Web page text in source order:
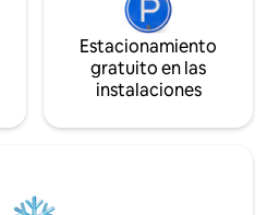
Estacionamiento
gratuito en las
instalaciones